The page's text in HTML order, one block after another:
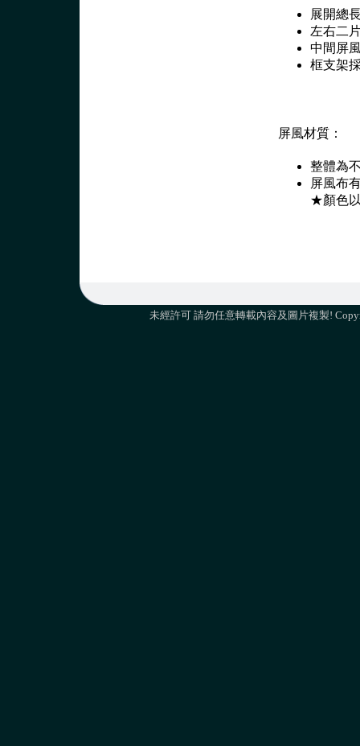
展開總
左右二
中間屏
框支架
屏風材質：
整體為
屏風布
★顏色
未經許可 請勿任意轉載內容及圖片複製!